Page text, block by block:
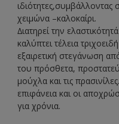
ιδιότητες,συμβάλλοντας
χειμώνα –καλοκαίρι.
∆ιατηρεί την
καλύπτει τέλεια
εξαιρετική στεγάνωση
του πρόσθετα,
μούχλα και τις
επιφάνεια και οι
για χρόνια.